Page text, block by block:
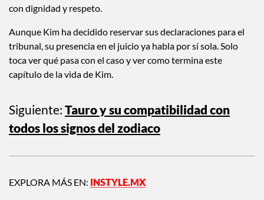
con dignidad y respeto.
Aunque Kim ha decidido reservar sus declaraciones para el
tribunal, su presencia en el juicio ya habla por sí sola. Solo
toca ver qué pasa con el caso y ver como termina este
capítulo de la vida de Kim.
Siguiente: Tauro y su compatibilidad con
todos los signos del zodiaco
EXPLORA MÁS EN: INSTYLE.MX